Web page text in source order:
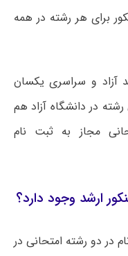
برای هر رشته در همه
آزاد و سراسری یکسان
در دانشگاه آزاد هم
مجاز به ثبت نام
ارشد وجود دارد؟
در دو رشته امتحانی در